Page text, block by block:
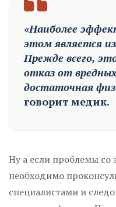
«Наиболее
этом является
Прежде всего,
отказ от
достаточная
говорит медик.
Ну а если проблемы со
необходимо
специалистами и